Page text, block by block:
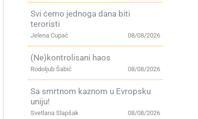
Svi ćemo jednoga dana biti
teroristi
08/08/2026
Jelena Cupać
(Ne)kontrolisani haos
08/08/2026
Rodoljub Šabić
Sa smrtnom kaznom u Evropsku
uniju!
08/08/2026
Svetlana Slapšak